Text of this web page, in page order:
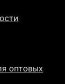
оптовых